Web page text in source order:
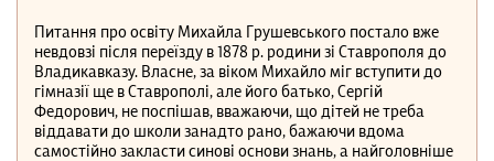
Питання про освіту Михайла Грушевського постало вже
невдовзі після переїзду в 1878 р. родини зі Ставрополя до
Владикавказу. Власне, за віком Михайло міг вступити до
гімназії ще в Ставрополі, але його батько, Сергій
Федорович, не поспішав, вважаючи, що дітей не треба
віддавати до школи занадто рано, бажаючи вдома
самостійно закласти синові основи знань, а найголовніше